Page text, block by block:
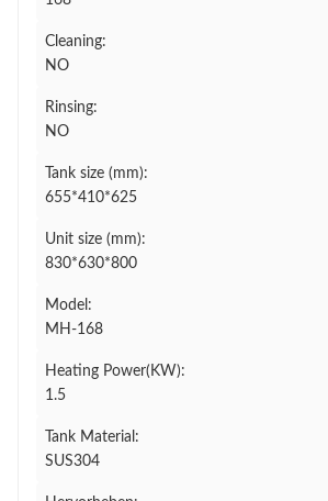
Cleaning:
NO
Rinsing:
NO
Tank size (mm):
655*410*625
Unit size (mm):
830*630*800
Model:
MH-168
Heating Power(KW):
1.5
Tank Material:
SUS304